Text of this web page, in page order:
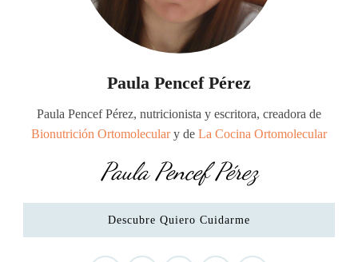
Paula Pencef Pérez
Paula Pencef Pérez, nutricionista y escritora, creadora de
Bionutrición Ortomoleculary de La Cocina Ortomolecular
Paula Pencef Pérez
Descubre Quiero Cuidarme